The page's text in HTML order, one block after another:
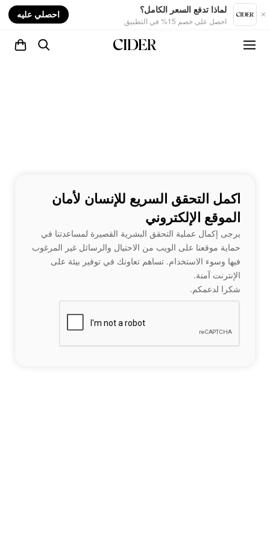
لماذا تدفع السعر الكامل؟
احصل على خصم 15% في التطبيق
احصلي عليه
اكمل التحقق السريع للإنسان لأمان
الموقع الإلكتروني
يرجى إكمال عملية التحقق البشرية القصيرة لمساعدتنا في
حماية موقعنا على الويب من الاحتيال والرسائل غير المرغوب
فيها وسوء الاستخدام. تساهم تعاونك في توفير بيئة على
الإنترنت آمنة.
شكرا لدعمكم.